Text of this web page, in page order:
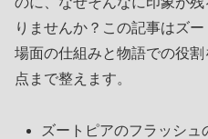
りませんか？この記事はズ
場面の仕組みと物語での役
点まで整えます。
ズートピアのフラッシュ